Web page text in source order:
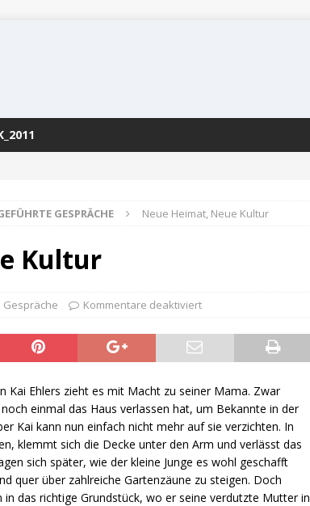
GESPRÄCHE Neue Heimat, Neue Kultur
Kultur
Kommentare deaktiviert
Kai Ehlers zieht es mit Macht zu seiner Mama. Zwar
einmal das Haus verlassen hat, um Bekannte in der
Kai kann nun einfach nicht mehr auf sie verzichten. In
klemmt sich die Decke unter den Arm und verlässt das
sich später, wie der kleine Junge es wohl geschafft
quer über zahlreiche Gartenzäune zu steigen. Doch
das richtige Grundstück, wo er seine verdutzte Mutter in